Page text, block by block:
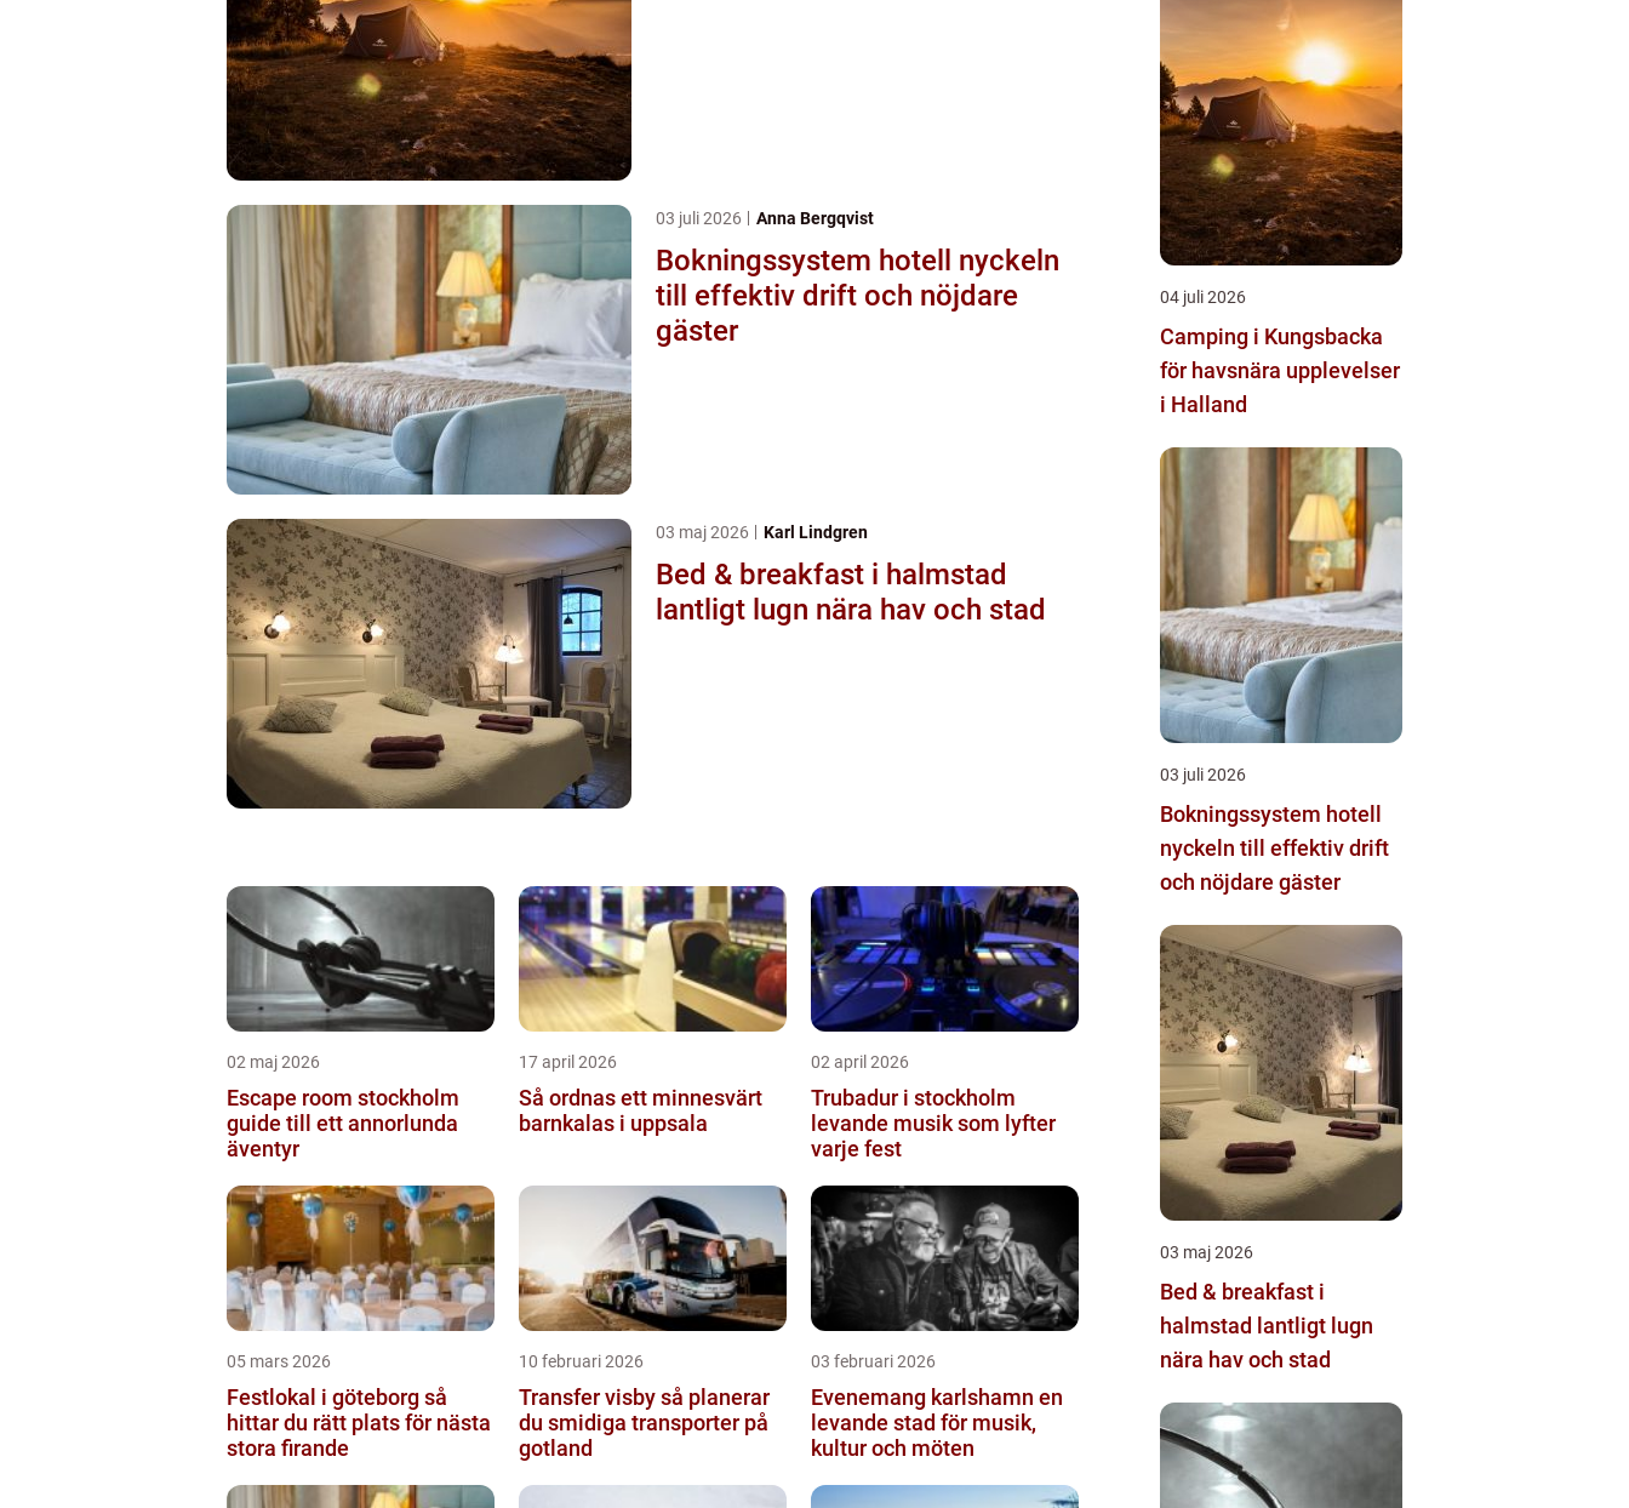
03 juli 2026 Anna Bergqvist
Bokningssystem hotell nyckeln
till effektiv drift och nöjdare
gäster
03 maj 2026 Karl Lindgren
Bed & breakfast i halmstad
lantligt lugn nära hav och stad
02 maj 2026
Escape room stockholm
guide till ett annorlunda
äventyr
17 april 2026
Så ordnas ett minnesvärt
barnkalas i uppsala
02 april 2026
Trubadur i stockholm
levande musik som lyfter
varje fest
05 mars 2026
Festlokal i göteborg så
hittar du rätt plats för nästa
stora firande
10 februari 2026
Transfer visby så planerar
du smidiga transporter på
gotland
03 februari 2026
Evenemang karlshamn en
levande stad för musik,
kultur och möten
04 juli 2026
Camping i Kungsbacka
för havsnära upplevelser
i Halland
03 juli 2026
Bokningssystem hotell
nyckeln till effektiv drift
och nöjdare gäster
03 maj 2026
Bed & breakfast i
halmstad lantligt lugn
nära hav och stad